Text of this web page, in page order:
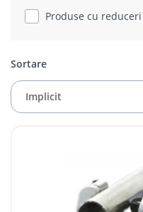
Produse cu reduceri
Sortare
Implicit